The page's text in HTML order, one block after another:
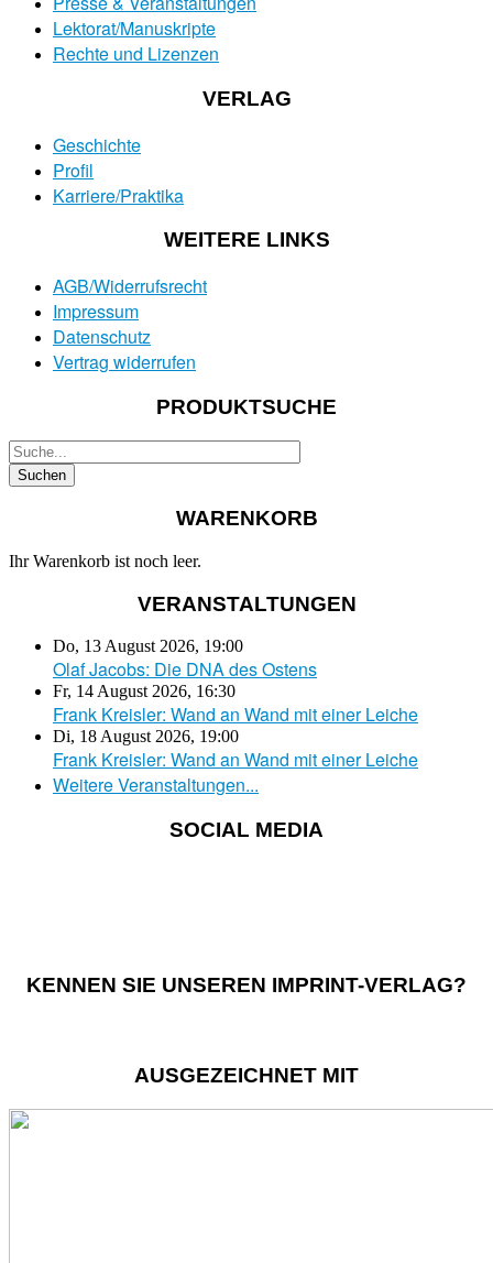
Lektorat/Manuskripte
Rechte und Lizenzen
VERLAG
Geschichte
Profil
Karriere/Praktika
WEITERE LINKS
AGB/Widerrufsrecht
Impressum
Datenschutz
Vertrag widerrufen
PRODUKTSUCHE
WARENKORB
Ihr Warenkorb ist noch leer.
VERANSTALTUNGEN
Do, 13 August 2026, 19:00
Olaf Jacobs: Die DNA des Ostens
Fr, 14 August 2026, 16:30
Frank Kreisler: Wand an Wand mit einer Leiche
Di, 18 August 2026, 19:00
Frank Kreisler: Wand an Wand mit einer Leiche
Weitere Veranstaltungen...
SOCIAL MEDIA
KENNEN SIE UNSEREN IMPRINT-VERLAG?
AUSGEZEICHNET MIT